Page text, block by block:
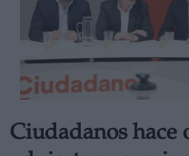
Ciudadanos hace
Derechos: